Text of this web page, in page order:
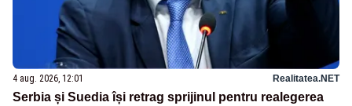
4 aug. 2026, 12:01 Realitatea.NET
Serbia și Suedia își retrag sprijinul pentru realegerea